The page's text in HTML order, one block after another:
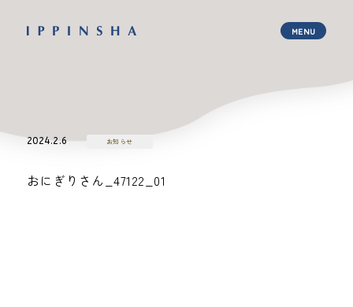
2024.2.6 お知らせ
おにぎりさん_47122_01